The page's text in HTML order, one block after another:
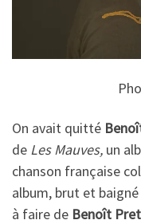
On avait quitté
de Les Mauves, un
chanson française
album, brut et
à faire de Benoît